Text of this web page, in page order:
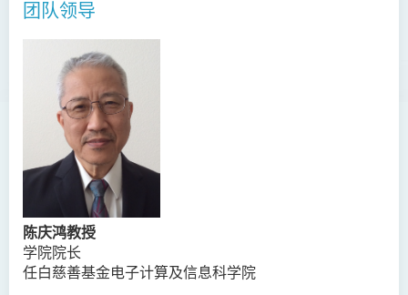
团队领导
陈庆鸿教授
学院院长
任白慈善基金电子计算及信息科学院